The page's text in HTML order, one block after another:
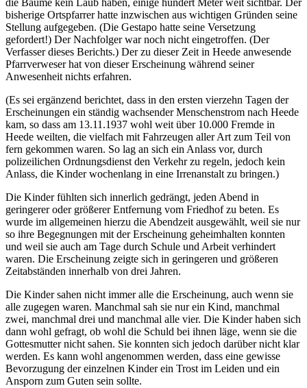
die Bäume kein Laub haben, einige hundert Meter weit sichtbar. Der
bisherige Ortspfarrer hatte inzwischen aus wichtigen Gründen seine
Stellung aufgegeben. (Die Gestapo hatte seine Versetzung
gefordert!) Der Nachfolger war noch nicht eingetroffen. (Der
Verfasser dieses Berichts.) Der zu dieser Zeit in Heede anwesende
Pfarrverweser hat von dieser Erscheinung während seiner
Anwesenheit nichts erfahren.
(Es sei ergänzend berichtet, dass in den ersten vierzehn Tagen der
Erscheinungen ein ständig wachsender Menschenstrom nach Heede
kam, so dass am 13.11.1937 wohl weit über 10.000 Fremde in
Heede weilten, die vielfach mit Fahrzeugen aller Art zum Teil von
fern gekommen waren. So lag an sich ein Anlass vor, durch
polizeilichen Ordnungsdienst den Verkehr zu regeln, jedoch kein
Anlass, die Kinder wochenlang in eine Irrenanstalt zu bringen.)
Die Kinder fühlten sich innerlich gedrängt, jeden Abend in
geringerer oder größerer Entfernung vom Friedhof zu beten. Es
wurde im allgemeinen hierzu die Abendzeit ausgewählt, weil sie nur
so ihre Begegnungen mit der Erscheinung geheimhalten konnten
und weil sie auch am Tage durch Schule und Arbeit verhindert
waren. Die Erscheinung zeigte sich in geringeren und größeren
Zeitabständen innerhalb von drei Jahren.
Die Kinder sahen nicht immer alle die Erscheinung, auch wenn sie
alle zugegen waren. Manchmal sah sie nur ein Kind, manchmal
zwei, manchmal drei und manchmal alle vier. Die Kinder haben sich
dann wohl gefragt, ob wohl die Schuld bei ihnen läge, wenn sie die
Gottesmutter nicht sahen. Sie konnten sich jedoch darüber nicht klar
werden. Es kann wohl angenommen werden, dass eine gewisse
Bevorzugung der einzelnen Kinder ein Trost im Leiden und ein
Ansporn zum Guten sein sollte.